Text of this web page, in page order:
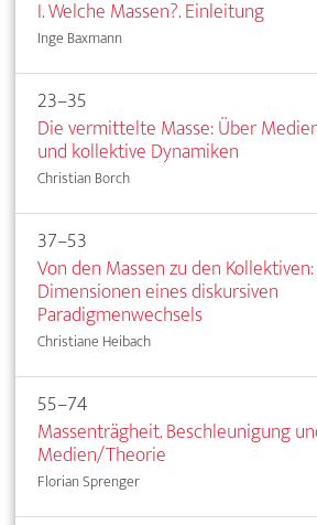
I. Welche Massen?. Einleitung
Inge Baxmann
23–35
Die vermittelte Masse: Über
und kollektive Dynamiken
Christian Borch
37–53
Von den Massen zu den Kollektiven:
Dimensionen eines diskursiven
Paradigmenwechsels
Christiane Heibach
55–74
Massenträgheit. Beschleunigung
Medien/Theorie
Florian Sprenger